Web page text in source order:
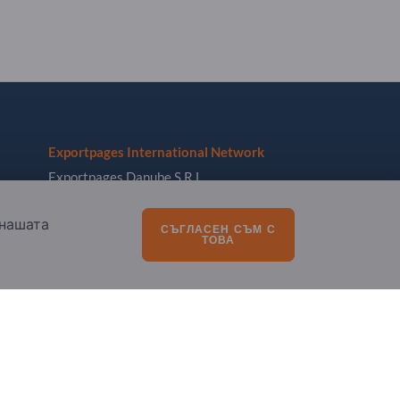
Exportpages International Network
Exportpages Danube S.R.L.
55027 Sibiu
СЪГЛАСЕН СЪМ С
ТОВА